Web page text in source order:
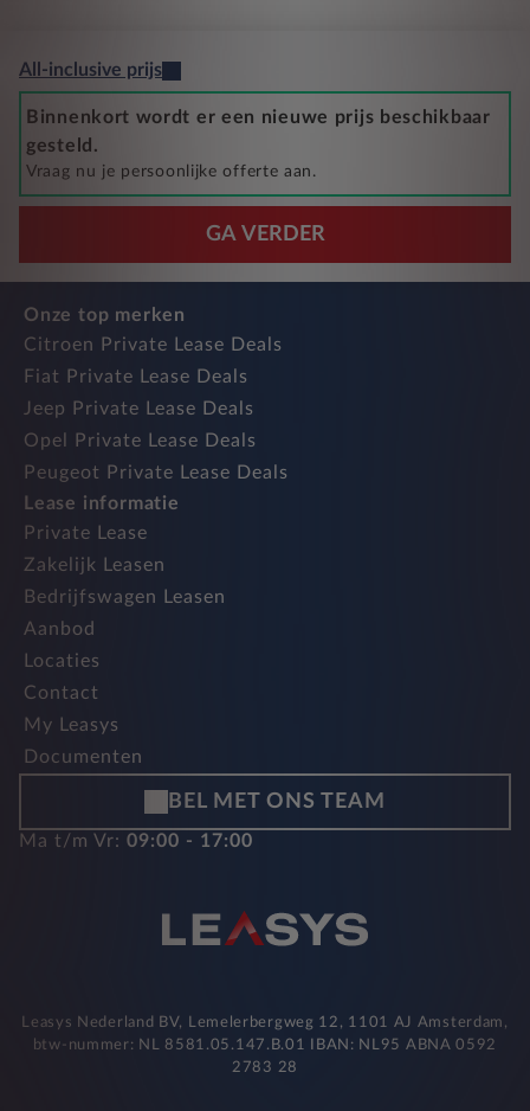
All-inclusive prijs
Binnenkort wordt er een nieuwe prijs beschikbaar
gesteld.
Vraag nu je persoonlijke offerte aan.
GA VERDER
Onze top merken
Citroen Private Lease Deals
Fiat Private Lease Deals
Jeep Private Lease Deals
Opel Private Lease Deals
Peugeot Private Lease Deals
Lease informatie
Private Lease
Zakelijk Leasen
Bedrijfswagen Leasen
Aanbod
Locaties
Contact
My Leasys
Documenten
BEL MET ONS TEAM
Ma t/m Vr: 09:00 - 17:00
Leasys Nederland BV, Lemelerbergweg 12, 1101 AJ Amsterdam,
btw-nummer: NL 8581.05.147.B.01 IBAN: NL95 ABNA 0592
2783 28